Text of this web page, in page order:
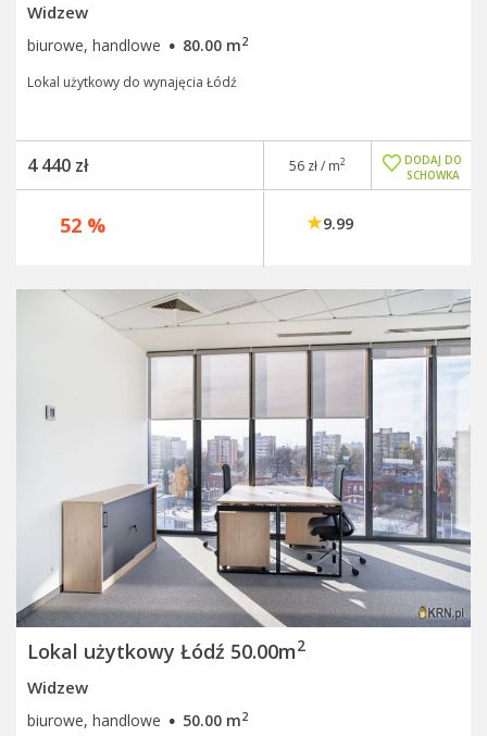
Widzew
biurowe, handlowe · 80.00 m2
Lokal użytkowy do wynajęcia Łódź
4 440 zł
DODAJ DO
SCHOWKA
56 zł / m2
52 % 9.99
Lokal użytkowy Łódź 50.00m2
Widzew
biurowe, handlowe · 50.00 m2